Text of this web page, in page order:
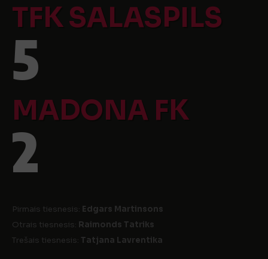
TFK SALASPILS
5
MADONA FK
2
Pirmais tiesnesis: Edgars Martinsons
Otrais tiesnesis: Raimonds Tatriks
Trešais tiesnesis: Tatjana Lavrentika